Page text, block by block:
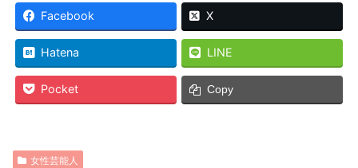
Facebook X
Hatena LINE
Pocket Copy
女性芸能人